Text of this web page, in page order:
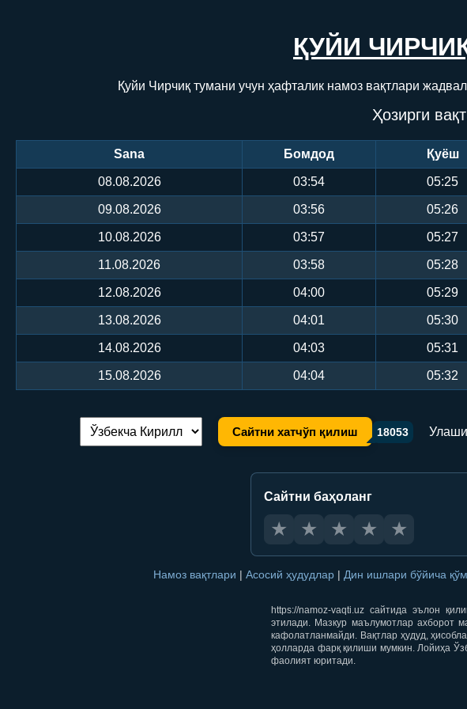
ҚУЙИ
Қуйи Чирчиқ тумани учун ҳафталик намоз вақтлари
Ҳозирги
Sana Бомдод Қуёш
08.08.2026 03:54 05:25
09.08.2026 03:56 05:26
10.08.2026 03:57 05:27
11.08.2026 03:58 05:28
12.08.2026 04:00 05:29
13.08.2026 04:01 05:30
14.08.2026 04:03 05:31
15.08.2026 04:04 05:32
Тилни алмаштириш: Сайтни хатчўп қилиш 18053
Сайтни баҳоланг
★ ★ ★ ★ ★
Намоз вақтлари | Асосий ҳудудлар | Дин ишлари бўйича
https://namoz-vaqti.uz сайтида эълон
этилади. Мазкур маълумотлар ахборот
кафолатланмайди. Вақтлар ҳудуд,
ҳолларда фарқ қилиши мумкин. Лойиҳа
фаолият юритади.